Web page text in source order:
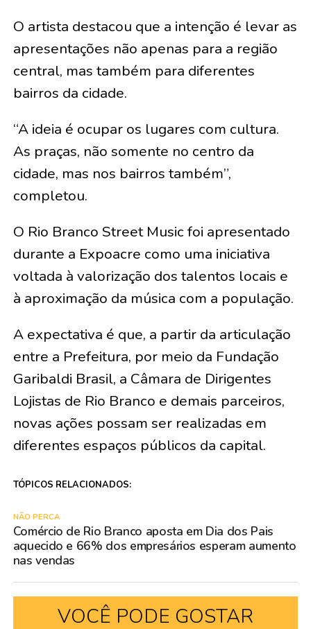
O artista destacou que a intenção é levar as
apresentações não apenas para a região
central, mas também para diferentes
bairros da cidade.
“A ideia é ocupar os lugares com cultura.
As praças, não somente no centro da
cidade, mas nos bairros também”,
completou.
O Rio Branco Street Music foi apresentado
durante a Expoacre como uma iniciativa
voltada à valorização dos talentos locais e
à aproximação da música com a população.
A expectativa é que, a partir da articulação
entre a Prefeitura, por meio da Fundação
Garibaldi Brasil, a Câmara de Dirigentes
Lojistas de Rio Branco e demais parceiros,
novas ações possam ser realizadas em
diferentes espaços públicos da capital.
TÓPICOS RELACIONADOS:
NÃO PERCA
Comércio de Rio Branco aposta em Dia dos Pais
aquecido e 66% dos empresários esperam aumento
nas vendas
VOCÊ PODE GOSTAR